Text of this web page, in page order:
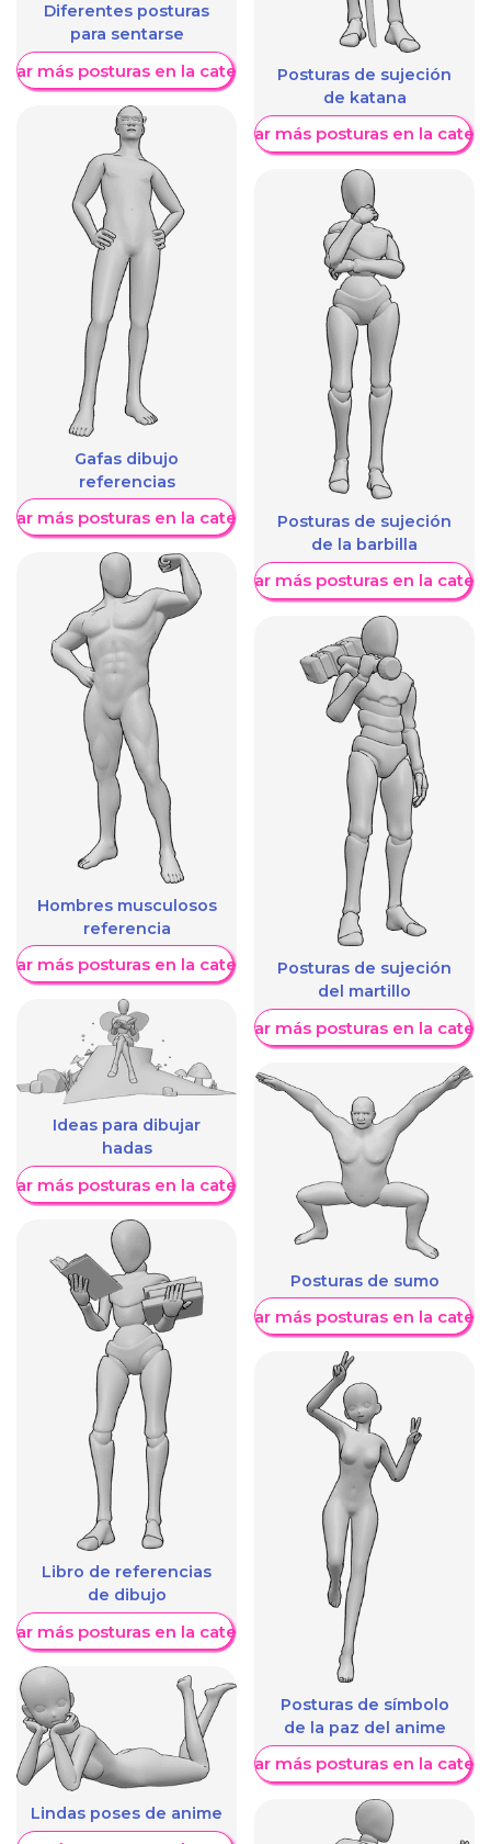
Diferentes posturas
para sentarse
más posturas en la categoría
Gafas dibujo
referencias
más posturas en la categoría
Hombres musculosos
referencia
más posturas en la categoría
Ideas para dibujar
hadas
más posturas en la categoría
Libro de referencias
de dibujo
más posturas en la categoría
Lindas poses de anime
Posturas de sujeción
de katana
Mostrar más posturas en la
Posturas de sujeción
de la barbilla
Mostrar más posturas en la
Posturas de sujeción
del martillo
Mostrar más posturas en la
Posturas de sumo
Mostrar más posturas en la
Posturas de símbolo
de la paz del anime
Mostrar más posturas en la